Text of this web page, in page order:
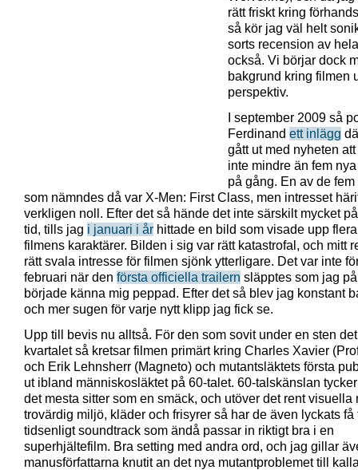
rätt friskt kring
så kör jag väl helt
sorts recension av
också. Vi börjar dock
bakgrund kring filmen
perspektiv.
I september 2009 så
Ferdinand ett inlägg
gått ut med nyheten
inte mindre än fem
på gång. En av de
som nämndes då var X-Men: First Class, men intresset
verkligen noll. Efter det så hände det inte särskilt mycket
tid, tills jag i januari i år hittade en bild som visade upp
filmens karaktärer. Bilden i sig var rätt katastrofal, och mitt
rätt svala intresse för filmen sjönk ytterligare. Det var inte
februari när den första officiella trailern släpptes som jag
började känna mig peppad. Efter det så blev jag konstant
och mer sugen för varje nytt klipp jag fick se.
Upp till bevis nu alltså. För den som sovit under en sten
kvartalet så kretsar filmen primärt kring Charles Xavier
och Erik Lehnsherr (Magneto) och mutantsläktets första
ut ibland människosläktet på 60-talet. 60-talskänslan
det mesta sitter som en smäck, och utöver det rent visuella
trovärdig miljö, kläder och frisyrer så har de även lyckats få
tidsenligt soundtrack som ändå passar in riktigt bra i en
superhjältefilm. Bra setting med andra ord, och jag gillar
manusförfattarna knutit an det nya mutantproblemet till